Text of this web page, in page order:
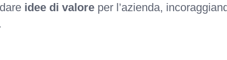
idee di valoreper l’azienda,